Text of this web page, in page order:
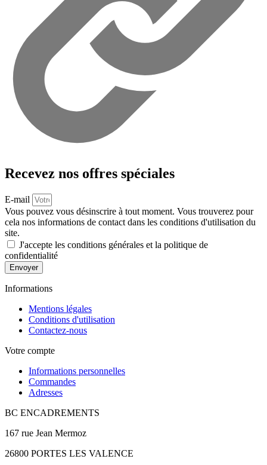
Recevez nos offres spéciales
E-mail
Vous pouvez vous désinscrire à tout moment. Vous trouverez pour
cela nos informations de contact dans les conditions d'utilisation du
site.
J'accepte les conditions générales et la politique de
confidentialité
Envoyer
Informations
Mentions légales
Conditions d'utilisation
Contactez-nous
Votre compte
Informations personnelles
Commandes
Adresses
BC ENCADREMENTS
167 rue Jean Mermoz
26800 PORTES LES VALENCE